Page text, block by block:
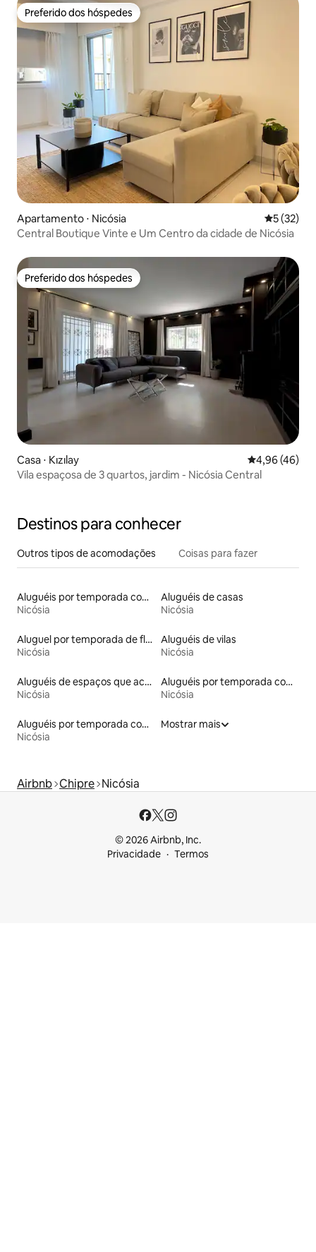
Preferido dos hóspedes
Preferido dos hóspedes
Apartamento ⋅ Nicósia 5 de uma
5 (32)
Central Boutique Vinte e Um Centro da cidade de Nicósia
Preferido dos hóspedes
Preferido dos hóspedes
Casa ⋅ Kızılay 4,96 de uma
4,96 (46)
Vila espaçosa de 3 quartos, jardim - Nicósia Central
Destinos para conhecer
Outros tipos de acomodações Coisas para fazer
Aluguéis por temporada com acesso ao lago
Nicósia
Aluguéis de casas
Nicósia
Aluguel por temporada de flats
Nicósia
Aluguéis de vilas
Nicósia
Aluguéis de espaços que aceitam animais de estimação
Nicósia
Aluguéis por temporada com acesso à praia
Nicósia
Aluguéis por temporada com banheira de hidromassagem
Nicósia
Mostrar mais
Airbnb Chipre Nicósia
© 2026 Airbnb, Inc.
Privacidade
Termos